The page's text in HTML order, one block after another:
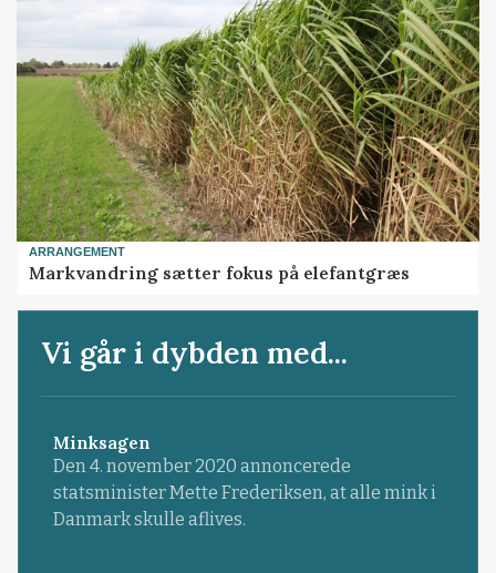
ARRANGEMENT
Markvandring sætter fokus på elefantgræs
Vi går i dybden med...
Minksagen
Den 4. november 2020 annoncerede
statsminister Mette Frederiksen, at alle mink i
Danmark skulle aflives.